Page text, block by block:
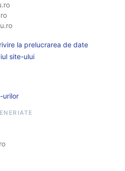
la prelucrarea de date
site-ului
urilor